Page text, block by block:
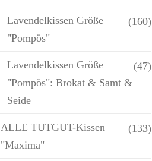
Lavendelkissen Größe
"Pompös"
(160)
Lavendelkissen Größe
"Pompös": Brokat & Samt &
Seide
(47)
ALLE TUTGUT-Kissen
"Maxima"
(133)